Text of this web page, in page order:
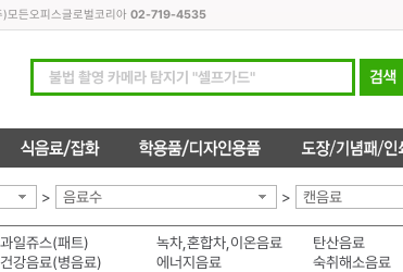
모든오피스글로벌코리아 02-719-4535
> 음료수 > 캔음료
과일쥬스(패트) 녹차,혼합차,이온음료 탄산음료
건강음료(병음료)
에너지음료 숙취해소음료